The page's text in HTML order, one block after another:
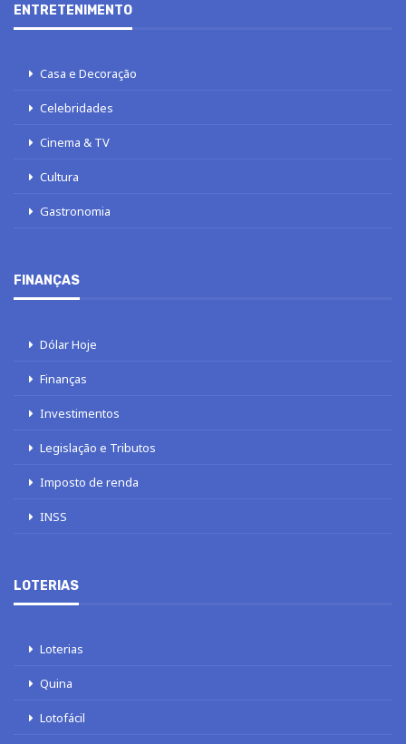
ENTRETENIMENTO
Casa e Decoração
Celebridades
Cinema & TV
Cultura
Gastronomia
FINANÇAS
Dólar Hoje
Finanças
Investimentos
Legislação e Tributos
Imposto de renda
INSS
LOTERIAS
Loterias
Quina
Lotofácil